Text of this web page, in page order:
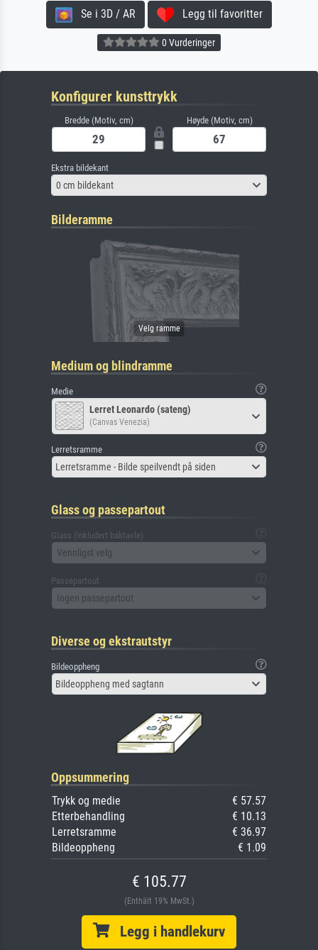
Se i 3D / AR Legg til favoritter
0 Vurderinger
Konfigurer kunsttrykk
Bredde (Motiv, cm) Høyde (Motiv, cm)
Ekstra bildekant
0 cm bildekant
Bilderamme
Medium og blindramme
Medie
Lerret Leonardo (sateng)
(Canvas Venezia)
Lerretsramme
Lerretsramme - Bilde speilvendt på siden
Glass og passepartout
Glass (inkludert baktavle)
Vennligst velg
Passepartout
Ingen passepartout
Diverse og ekstrautstyr
Bildeoppheng
Bildeoppheng med sagtann
Oppsummering
Trykk og medie
€ 57.57
Etterbehandling
€ 10.13
Lerretsramme
€ 36.97
Bildeoppheng
€ 1.09
€ 105.77
(Enthält 19% MwSt.)
Legg i handlekurv